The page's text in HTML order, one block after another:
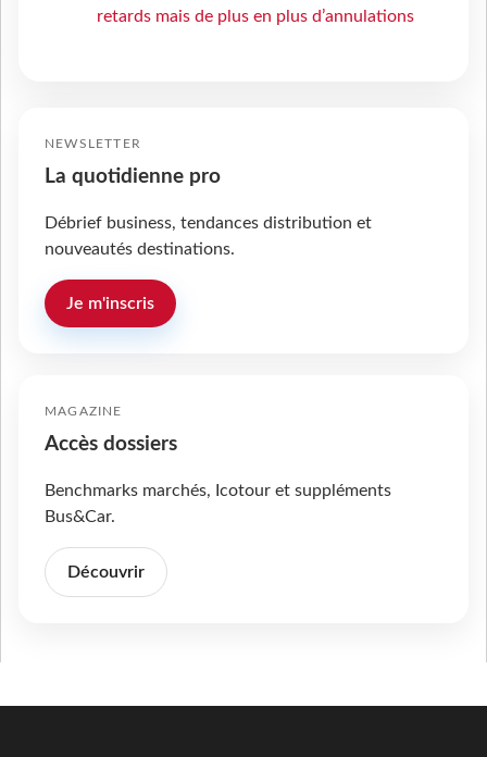
retards mais de plus en plus d’annulations
NEWSLETTER
La quotidienne pro
Débrief business, tendances distribution et
nouveautés destinations.
Je m'inscris
MAGAZINE
Accès dossiers
Benchmarks marchés, Icotour et suppléments
Bus&Car.
Découvrir